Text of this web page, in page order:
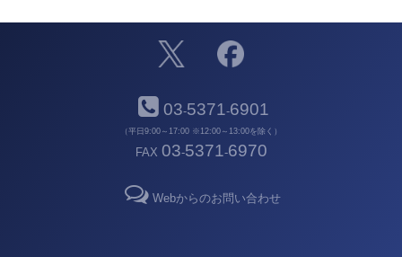
03-5371-6901
（平日9:00～17:00 ※12:00～13:00を除く）
FAX 03-5371-6970
Webからのお問い合わせ